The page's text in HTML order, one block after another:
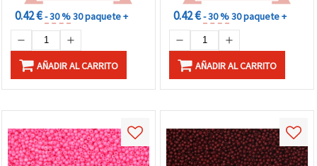
0.42 €- 30 %30 paquete +
AÑADIR AL CARRITO
0.42 €- 30 %30 paquete +
AÑADIR AL CARRITO